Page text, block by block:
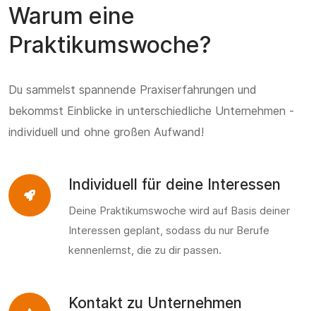
Warum eine
Praktikumswoche?
Du sammelst spannende Praxiserfahrungen und
bekommst Einblicke in unterschiedliche Unternehmen -
individuell und ohne großen Aufwand!
Individuell für deine Interessen
Deine Praktikumswoche wird auf Basis deiner
Interessen geplant, sodass du nur Berufe
kennenlernst, die zu dir passen.
Kontakt zu Unternehmen